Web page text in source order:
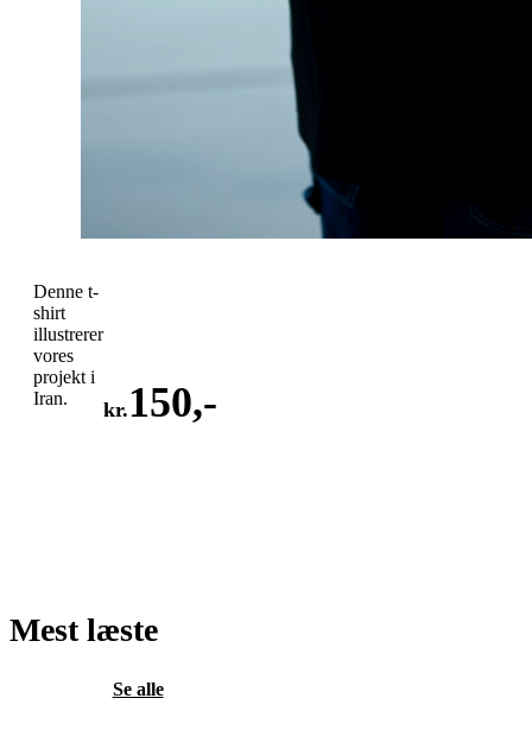
Denne t-
shirt
illustrerer
vores
projekt i
Iran.
kr. 150,-
Mest læste
Se alle